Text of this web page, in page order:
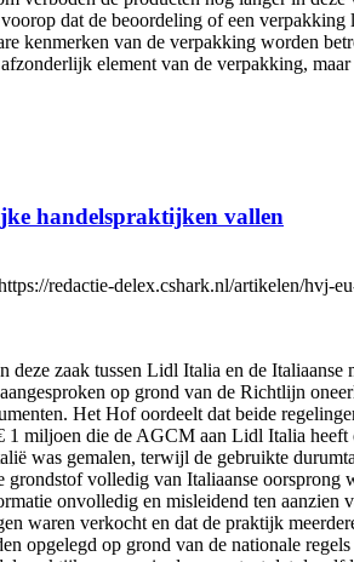
dat de beoordeling of een
kenmerken van de verpakking worden
element van de verpakking,
handelspraktijken vallen
redactie-delex.cshark.nl/artikelen/hvj-
deze zaak tussen Lidl Italia en de
op grond van de Richtlijn
Het Hof oordeelt dat beide
miljoen die de AGCM aan Lidl Italia
was gemalen, terwijl de gebruikte
volledig van Italiaanse oorsprong
onvolledig en misleidend ten
waren verkocht en dat de praktijk
opgelegd op grond van de nationale